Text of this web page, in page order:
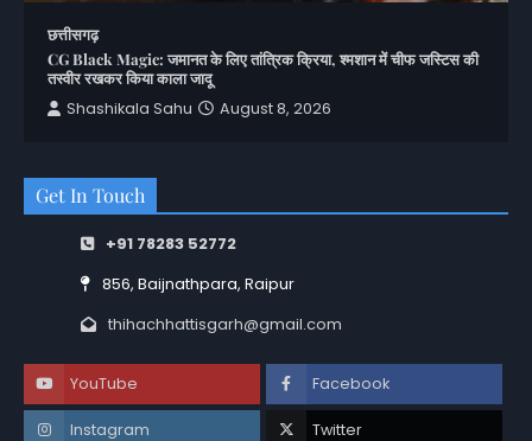
छत्तीसगढ़
CG Black Magic: जमानत के लिए तांत्रिक क्रिया, श्मशान में चीफ जस्टिस की
तस्वीर रखकर किया काला जादू
Shashikala Sahu
August 8, 2026
Get In Touch
+91 78283 52772
856, Baijnathpara, Raipur
thihachhattisgarh@gmail.com
YouTube Facebook
Instagram Twitter